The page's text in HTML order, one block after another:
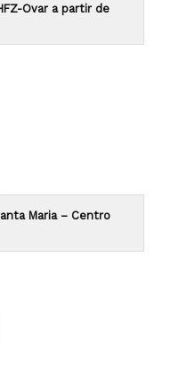
Ovar a partir de
Maria – Centro